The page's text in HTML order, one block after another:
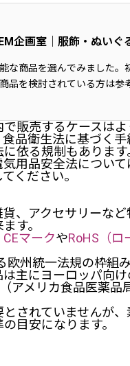
企画室｜服飾・ぬい
な商品を選んでみました
品を検討されている方は参
販売するケースはよ
品衛生法に基づく
依る規制もあります
用品安全法につい
ください。
、アクセサリーな
す。
CEマークやRoHS（ロ
欧州統一法規の枠組
主にヨーロッパ向
アメリカ食品医薬
されていませんが
目安になります。